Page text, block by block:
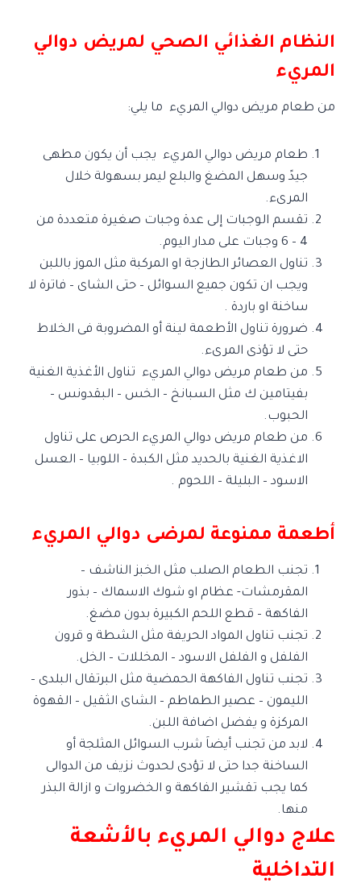
النظام الغذائي الصحي لمريض دوالي
المريء
من طعام مريض دوالي المريء ما يلي:
طعام مريض دوالي المريء يجب أن يكون مطهى
جيدً وسهل المضغ والبلع ليمر بسهولة خلال
المرىء.
تقسم الوجبات إلى عدة وجبات صغيرة متعددة من
4 – 6 وجبات على مدار اليوم.
تناول العصائر الطازجة او المركبة مثل الموز باللبن
ويجب ان تكون جميع السوائل – حتى الشاى – فاترة لا
ساخنة او باردة .
ضرورة تناول الأطعمة لينة أو المضروبة فى الخلاط
حتى لا تؤذى المرىء.
من طعام مريض دوالي المريء تناول الأغذية الغنية
بفيتامين ك مثل السبانخ – الخس – البقدونس –
الحبوب.
من طعام مريض دوالي المريء الحرص على تناول
الاغذية الغنية بالحديد مثل الكبدة – اللوبيا – العسل
الاسود – البليلة – اللحوم .
أطعمة ممنوعة لمرضى دوالي المريء
تجنب الطعام الصلب مثل الخبز الناشف –
المقرمشات- عظام او شوك الاسماك – بذور
الفاكهة – قطع اللحم الكبيرة بدون مضغ.
تجنب تناول المواد الحريفة مثل الشطة و قرون
الفلفل و الفلفل الاسود – المخللات – الخل.
تجنب تناول الفاكهة الحمضية مثل البرتقال البلدى –
الليمون – عصير الطماطم – الشاى الثقيل – القهوة
المركزة و يفضل اضافة اللبن.
لابد من تجنب أيضاَ شرب السوائل المثلجة أو
الساخنة جدا حتى لا تؤدى لحدوث نزيف من الدوالى
كما يجب تقشير الفاكهة و الخضروات و ازالة البذر
منها.
علاج دوالي المريء بالأشعة
التداخلية